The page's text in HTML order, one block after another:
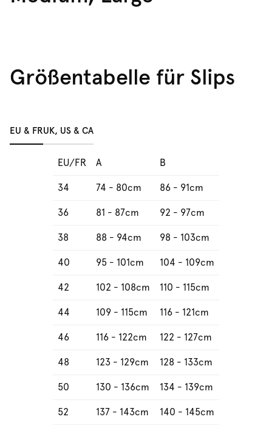
Größentabelle für Slips
EU & FRUK, US & CA
EU/FR A B
34 74 - 80cm 86 - 91cm
36 81 - 87cm 92 - 97cm
38 88 - 94cm 98 - 103cm
40 95 - 101cm 104 - 109cm
42 102 - 108cm 110 - 115cm
44 109 - 115cm 116 - 121cm
46 116 - 122cm 122 - 127cm
48 123 - 129cm 128 - 133cm
50 130 - 136cm 134 - 139cm
52 137 - 143cm 140 - 145cm